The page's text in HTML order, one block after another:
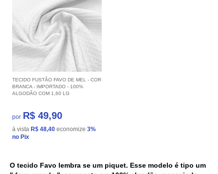
TECIDO FUSTÃO FAVO DE MEL - COR
BRANCA - IMPORTADO - 100%
ALGODÃO COM 1,60 LG
por R$ 49,90
à vista R$ 48,40 economize 3%
no Pix
O tecido Favo lembra se um piquet. Esse modelo é tipo um